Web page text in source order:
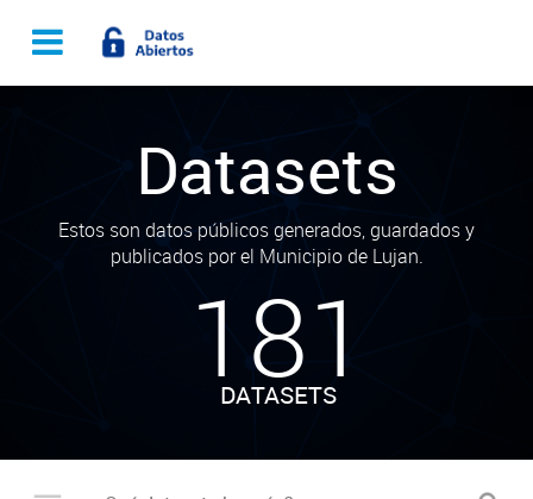
Datasets
Estos son datos públicos generados, guardados y
publicados por el Municipio de Lujan.
181
DATASETS